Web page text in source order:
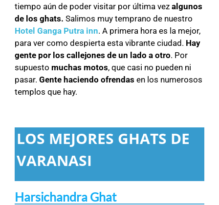
tiempo aún de poder visitar por última vez algunos
de los ghats. Salimos muy temprano de nuestro
Hotel Ganga Putra inn. A primera hora es la mejor,
para ver como despierta esta vibrante ciudad. Hay
gente por los callejones de un lado a otro. Por
supuesto muchas motos, que casi no pueden ni
pasar. Gente haciendo ofrendas en los numerosos
templos que hay.
LOS MEJORES GHATS DE
VARANASI
Harsichandra Ghat